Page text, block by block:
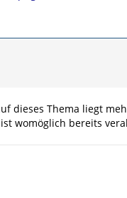
dieses Thema liegt
womöglich bereits